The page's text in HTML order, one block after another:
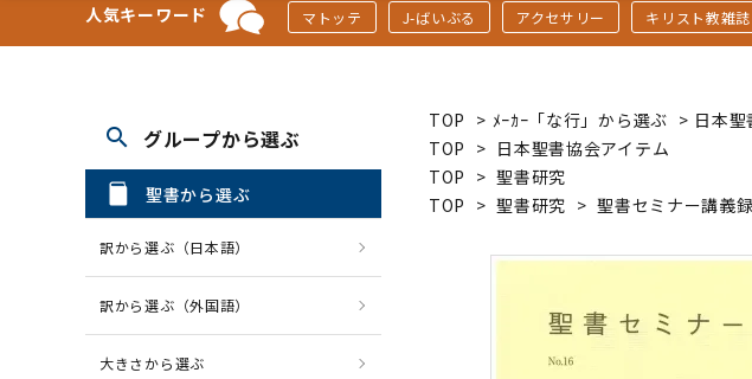
新改訳 フランシスコ会訳
ドイツ語 フランス語
ジッパー付き聖書カバー ウルトラスエード
パスケース・ネクタイピン ミニタオル・マスク
CD・MP3 パソコンソフトCD-ROM
聖書通読 キリスト教雑誌
「な行」から選ぶ 「は行」から選ぶ
人気キーワード マトッテ J-ばいぶる アクセサリー キリスト教雑誌
TOP > ﾒｰｶｰ「な行」から選ぶ > 日本
TOP > 日本聖書協会アイテム
TOP > 聖書研究
TOP > 聖書研究 > 聖書セミナー講義録
search グループから選ぶ
聖書から選ぶ
訳から選ぶ（日本語）
訳から選ぶ（外国語）
大きさから選ぶ